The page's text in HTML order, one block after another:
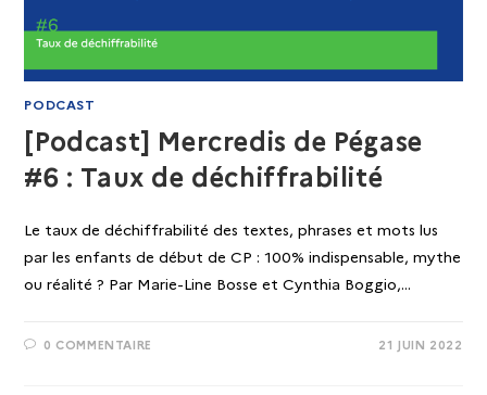
PODCAST
[Podcast] Mercredis de Pégase
#6 : Taux de déchiffrabilité
Le taux de déchiffrabilité des textes, phrases et mots lus
par les enfants de début de CP : 100% indispensable, mythe
ou réalité ? Par Marie-Line Bosse et Cynthia Boggio,…
0 COMMENTAIRE 21 JUIN 2022